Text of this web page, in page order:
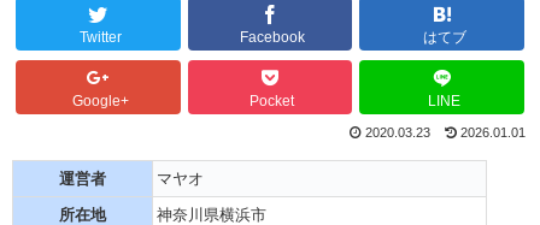
Twitter Facebook はてブ
Google+ Pocket LINE
2020.03.23 2026.01.01
運営者
マヤオ
所在地
神奈川県横浜市